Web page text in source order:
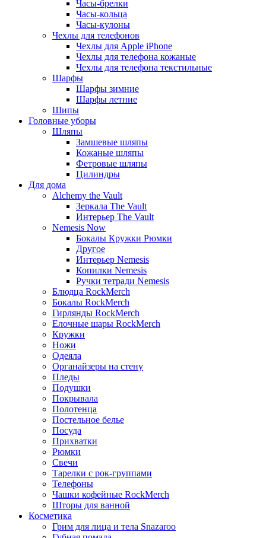
Часы-брелки
Часы-кольца
Часы-кулоны
Чехлы для телефонов
Чехлы для Apple iPhone
Чехлы для телефона кожаные
Чехлы для телефона текстильные
Шарфы
Шарфы зимние
Шарфы летние
Шипы
Головные уборы
Шляпы
Замшевые шляпы
Кожаные шляпы
Фетровые шляпы
Цилиндры
Для дома
Alchemy the Vault
Зеркала The Vault
Интерьер The Vault
Nemesis Now
Бокалы Кружки Рюмки
Другое
Интерьер Nemesis
Копилки Nemesis
Ручки тетради Nemesis
Блюдца RockMerch
Бокалы RockMerch
Гирлянды RockMerch
Елочные шары RockMerch
Кружки
Ножи
Одеяла
Органайзеры на стену
Пледы
Подушки
Покрывала
Полотенца
Постельное белье
Посуда
Прихватки
Рюмки
Свечи
Тарелки с рок-группами
Телефоны
Чашки кофейные RockMerch
Шторы для ванной
Косметика
Грим для лица и тела Snazaroo